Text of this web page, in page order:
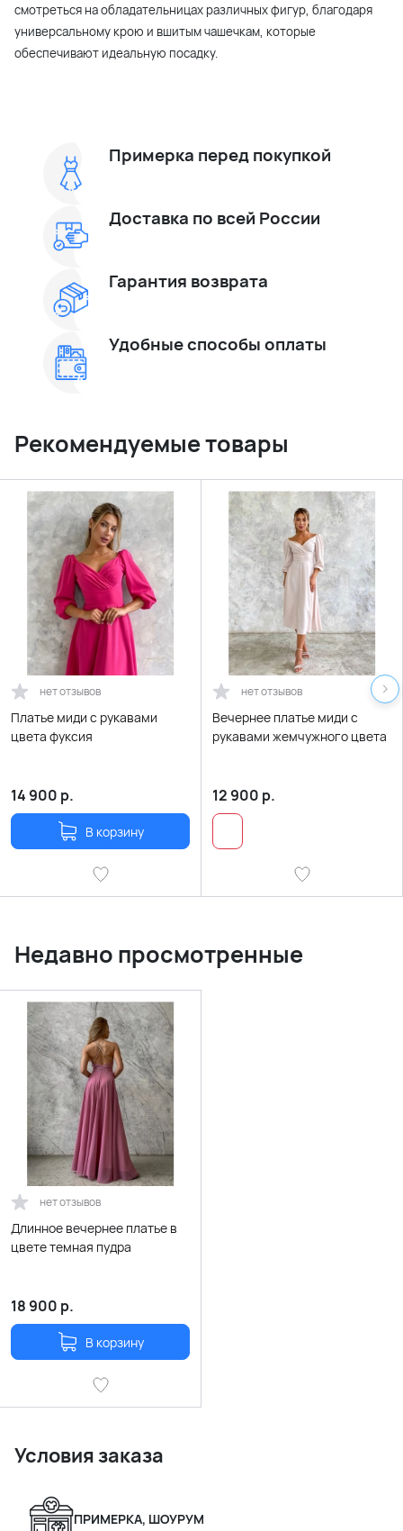
смотреться на обладательницах различных фигур, благодаря
универсальному крою и вшитым чашечкам, которые
обеспечивают идеальную посадку.
Примерка перед покупкой
Доставка по всей России
Гарантия возврата
Удобные способы оплаты
Рекомендуемые товары
нет отзывов
Платье миди с рукавами
цвета фуксия
14 900 р.
В корзину
нет отзывов
Вечернее платье миди с
рукавами жемчужного цвета
12 900 р.
Недавно просмотренные
нет отзывов
Длинное вечернее платье в
цвете темная пудра
18 900 р.
В корзину
Условия заказа
ПРИМЕРКА, ШОУРУМ